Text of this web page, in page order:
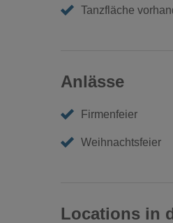
Tanzfläche
Anlässe
Firmenfeier
Weihnachtsfeier
Locations in